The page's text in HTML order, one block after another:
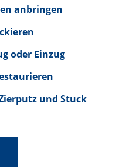
anbringen
oder Einzug
und Stuck